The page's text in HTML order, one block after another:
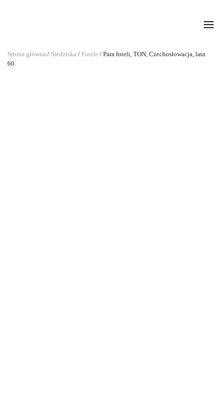
Strona główna / Siedziska / Fotele / Para foteli, TON, Czechosłowacja, lata
60.